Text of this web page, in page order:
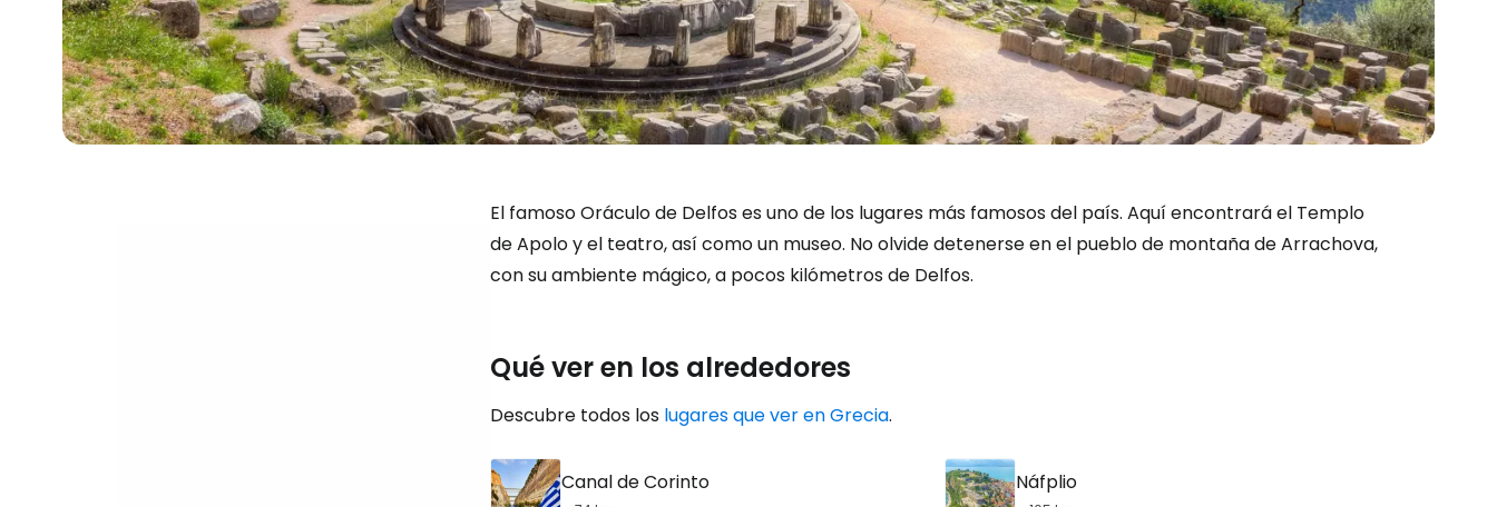
El famoso Oráculo de Delfos es uno de los lugares más famosos del país. Aquí encontrará el Templo
de Apolo y el teatro, así como un museo. No olvide detenerse en el pueblo de montaña de Arrachova,
con su ambiente mágico, a pocos kilómetros de Delfos.
Qué ver en los alrededores
Descubre todos los lugares que ver en Grecia.
Canal de Corinto Náfplio
Continuar con Google